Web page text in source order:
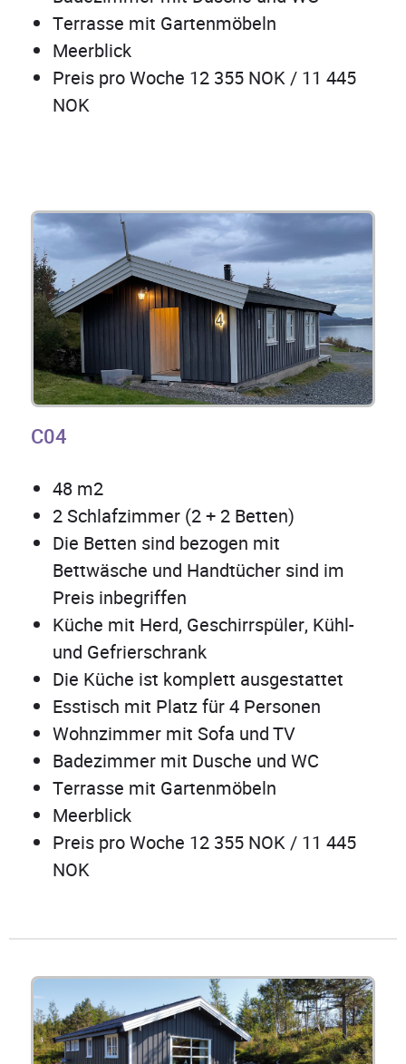
Terrasse mit Gartenmöbeln
Meerblick
Preis pro Woche 12 355 NOK / 11 445
NOK
C04
48 m2
2 Schlafzimmer (2 + 2 Betten)
Die Betten sind bezogen mit
Bettwäsche und Handtücher sind im
Preis inbegriffen
Küche mit Herd, Geschirrspüler, Kühl-
und Gefrierschrank
Die Küche ist komplett ausgestattet
Esstisch mit Platz für 4 Personen
Wohnzimmer mit Sofa und TV
Badezimmer mit Dusche und WC
Terrasse mit Gartenmöbeln
Meerblick
Preis pro Woche 12 355 NOK / 11 445
NOK